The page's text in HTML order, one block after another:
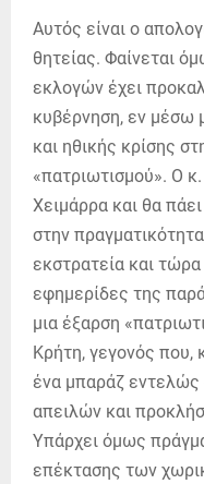
Αυτός είναι ο
θητείας. Φαίνεται
εκλογών έχει
κυβέρνηση, εν μέσω
και ηθικής κρίσης
«πατριωτισμού». Ο
Χειμάρρα και θα
στην
εκστρατεία και
εφημερίδες της
μια έξαρση
Κρήτη, γεγονός που,
ένα μπαράζ
απειλών και
Υπάρχει όμως
επέκτασης των